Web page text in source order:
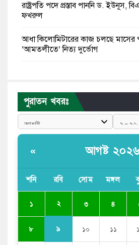
রাষ্ট্রপতি পদে প্রস্তাব পাননি ড. ইউনূস,
ফখরুল
আধা কিলোমিটারের কাজ চলছে মাসের
‘আমতলীতে’ নিত্য দুর্ভোগ
পুলিশকে পিটিয়ে রক্তাক্ত করেছি এ দৃশ্য
এনসিপি নেতা
সরকার
সজীব ওয়াজেদ জয়
পুরাতন খবরঃ
« আগষ্ট
শনি রবি সোম মঙ্গল
১ ২ ৩ ৪
৮ ৯ ১০ ১১